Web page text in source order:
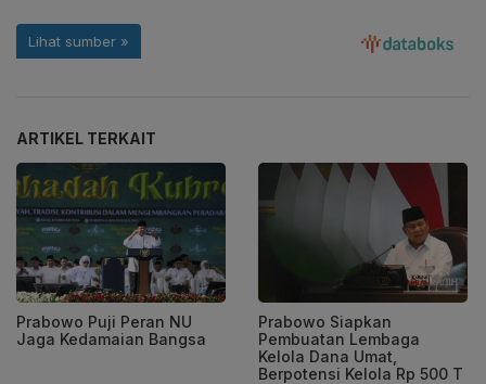
ARTIKEL TERKAIT
Prabowo Puji Peran NU
Jaga Kedamaian Bangsa
Prabowo Siapkan
Pembuatan Lembaga
Kelola Dana Umat,
Berpotensi Kelola Rp 500 T